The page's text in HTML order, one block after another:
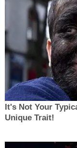
It's Not Your
Unique Trait!